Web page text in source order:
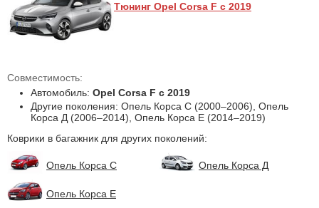
Тюнинг Opel Corsa F с 2019
Совместимость:
Автомобиль: Opel Corsa F с 2019
Другие поколения: Опель Корса C (2000–2006), Опель
Корса Д (2006–2014), Опель Корса Е (2014–2019)
Коврики в багажник для других поколений:
Опель Корса C Опель Корса Д
Опель Корса Е